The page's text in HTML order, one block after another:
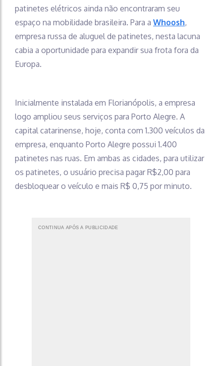
patinetes elétricos ainda não encontraram seu
espaço na mobilidade brasileira. Para a Whoosh,
empresa russa de aluguel de patinetes, nesta lacuna
cabia a oportunidade para expandir sua frota fora da
Europa.
Inicialmente instalada em Florianópolis, a empresa
logo ampliou seus serviços para Porto Alegre. A
capital catarinense, hoje, conta com 1.300 veículos da
empresa, enquanto Porto Alegre possui 1.400
patinetes nas ruas. Em ambas as cidades, para utilizar
os patinetes, o usuário precisa pagar R$2,00 para
desbloquear o veículo e mais R$ 0,75 por minuto.
CONTINUA APÓS A PUBLICIDADE